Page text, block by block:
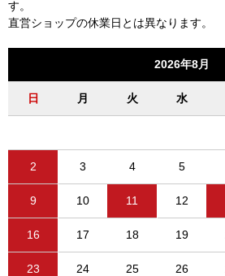
す。
直営ショップの休業日とは異なります。
2026年8月
日 月 火 水
2 3 4 5
9 10 11 12
16 17 18 19
23 24 25 26